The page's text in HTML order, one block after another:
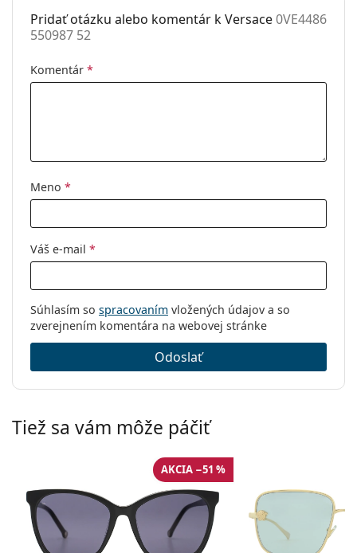
Pridať otázku alebo komentár k Versace0VE4486
550987 52
Komentár *
Meno *
Váš e-mail *
Súhlasím so spracovaním vložených údajov a so
zverejnením komentára na webovej stránke
Odoslať
Tiež sa vám môže páčiť
AKCIA −51 %